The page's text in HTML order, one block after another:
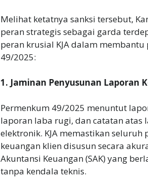
Melihat ketatnya sanksi tersebut,
peran strategis sebagai garda
peran krusial KJA dalam
49/2025:
1. Jaminan Penyusunan Laporan
Permenkum 49/2025 menuntut
laporan laba rugi, dan catatan atas
elektronik. KJA memastikan
keuangan klien disusun secara
Akuntansi Keuangan (SAK) yang
tanpa kendala teknis.